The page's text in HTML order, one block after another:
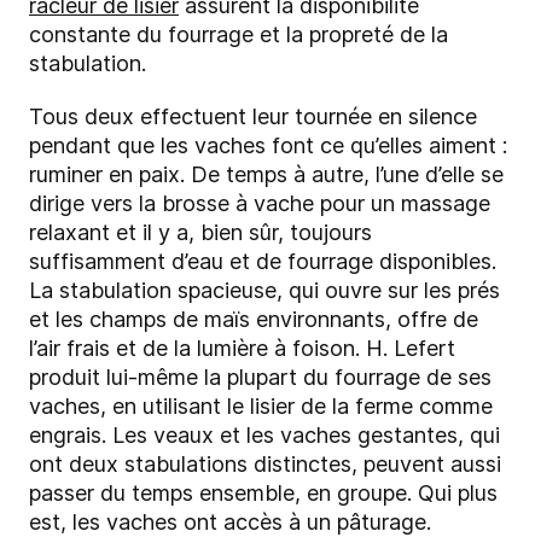
racleur de lisier assurent la disponibilité
constante du fourrage et la propreté de la
stabulation.
Tous deux effectuent leur tournée en silence
pendant que les vaches font ce qu’elles aiment :
ruminer en paix. De temps à autre, l’une d’elle se
dirige vers la brosse à vache pour un massage
relaxant et il y a, bien sûr, toujours
suffisamment d’eau et de fourrage disponibles.
La stabulation spacieuse, qui ouvre sur les prés
et les champs de maïs environnants, offre de
l’air frais et de la lumière à foison. H. Lefert
produit lui-même la plupart du fourrage de ses
vaches, en utilisant le lisier de la ferme comme
engrais. Les veaux et les vaches gestantes, qui
ont deux stabulations distinctes, peuvent aussi
passer du temps ensemble, en groupe. Qui plus
est, les vaches ont accès à un pâturage.